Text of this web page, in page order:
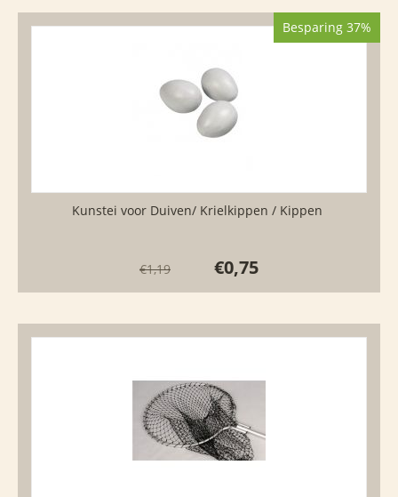
Besparing 37%
Kunstei voor Duiven/ Krielkippen / Kippen
€1,19 €0,75